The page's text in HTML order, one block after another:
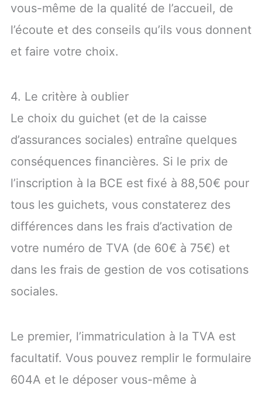
vous-même de la qualité de l’accueil, de
l’écoute et des conseils qu’ils vous donnent
et faire votre choix.
4. Le critère à oublier
Le choix du guichet (et de la caisse
d’assurances sociales) entraîne quelques
conséquences financières. Si le prix de
l’inscription à la BCE est fixé à 88,50€ pour
tous les guichets, vous constaterez des
différences dans les frais d’activation de
votre numéro de TVA (de 60€ à 75€) et
dans les frais de gestion de vos cotisations
sociales.
Le premier, l’immatriculation à la TVA est
facultatif. Vous pouvez remplir le formulaire
604A et le déposer vous-même à